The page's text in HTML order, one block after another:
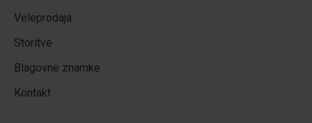
Veleprodaja
Storitve
Blagovne znamke
Kontakt